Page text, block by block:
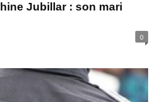
Jubillar : son mari
0